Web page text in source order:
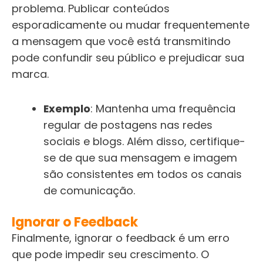
problema. Publicar conteúdos
esporadicamente ou mudar frequentemente
a mensagem que você está transmitindo
pode confundir seu público e prejudicar sua
marca.
Exemplo: Mantenha uma frequência
regular de postagens nas redes
sociais e blogs. Além disso, certifique-
se de que sua mensagem e imagem
são consistentes em todos os canais
de comunicação.
Ignorar o Feedback
Finalmente, ignorar o feedback é um erro
que pode impedir seu crescimento. O